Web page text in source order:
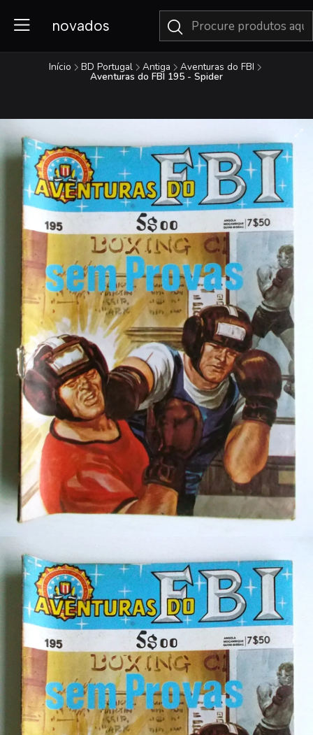
novados
Início BD Portugal Antiga Aventuras do FBI
Aventuras do FBI 195 - Spider